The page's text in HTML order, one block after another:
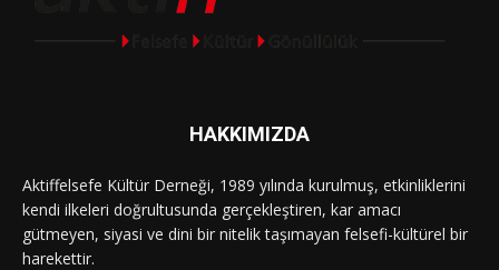
HAKKIMIZDA
Aktiffelsefe Kültür Derneği, 1989 yılında kurulmuş, etkinliklerini
kendi ilkeleri doğrultusunda gerçekleştiren, kar amacı
gütmeyen, siyasi ve dini bir nitelik taşımayan felsefi-kültürel bir
harekettir.